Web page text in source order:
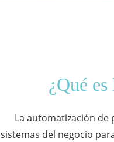
¿Qué
La automatización de
sistemas del negocio